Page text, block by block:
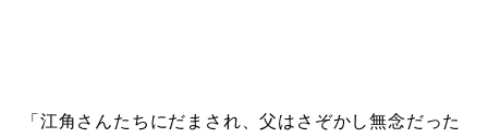
「江角さんたちにだまされ、父はさぞかし無念だった